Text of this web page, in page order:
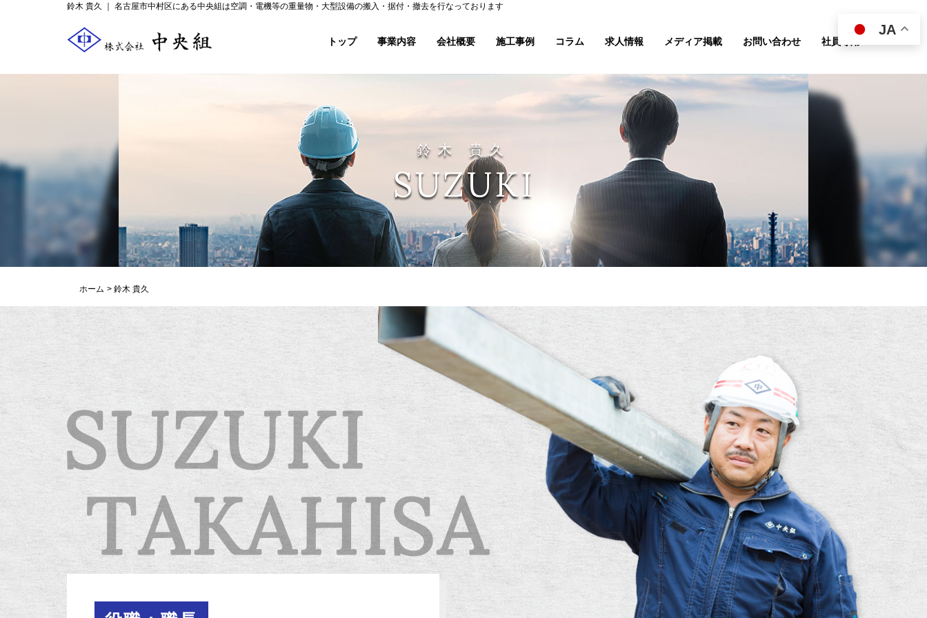
鈴木 貴久 ｜ 名古屋市中村区にある中央組は空調・電機等の重量物・大型設備の搬入・据付・撤去を行なっております
トップ 事業内容 会社概要 施工事例 コラム 求人情報 メディア掲載 お問い合わせ 社員専用
JA
鈴木 貴久
SUZUKI
ホーム 鈴木 貴久